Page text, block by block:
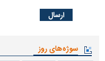
سوژه‌های روز